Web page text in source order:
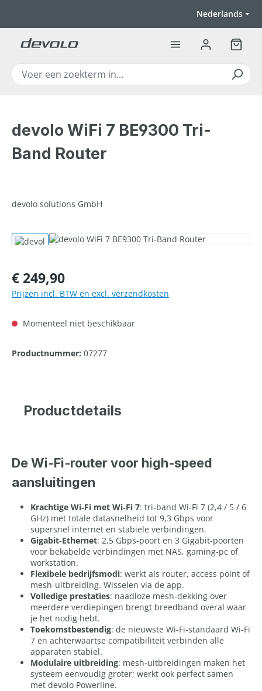
Nederlands
devolo WiFi 7 BE9300 Tri-
Band Router
devolo solutions GmbH
Afbeeldingengalerij overslaan
Normale prijs:
€ 249,90
Prijzen incl. BTW en excl. verzendkosten
Momenteel niet beschikbaar
Productnummer: 07277
Productdetails
De Wi‑Fi‑router voor high‑speed
aansluitingen
Krachtige Wi‑Fi met Wi‑Fi 7: tri‑band Wi‑Fi 7 (2,4 / 5 / 6
GHz) met totale datasnelheid tot 9,3 Gbps voor
supersnel internet en stabiele verbindingen.
Gigabit‑Ethernet: 2,5 Gbps‑poort en 3 Gigabit‑poorten
voor bekabelde verbindingen met NAS, gaming‑pc of
workstation.
Flexibele bedrijfsmodi: werkt als router, access point of
mesh‑uitbreiding. Wisselen via de app.
Volledige prestaties: naadloze mesh‑dekking over
meerdere verdiepingen brengt breedband overal waar
je het nodig hebt.
Toekomstbestendig: de nieuwste Wi‑Fi‑standaard Wi‑Fi
7 en achterwaartse compatibiliteit verbinden alle
apparaten stabiel.
Modulaire uitbreiding: mesh‑uitbreidingen maken het
systeem eenvoudig groter; werkt ook perfect samen
met devolo Powerline.